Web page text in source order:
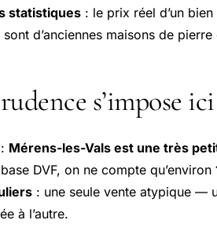
statistiques : le prix réel d’un
d’anciennes maisons de
s’impose
Mérens-les-Vals est une très
DVF, on ne compte qu’environ
: une seule vente atypique —
à l’autre.